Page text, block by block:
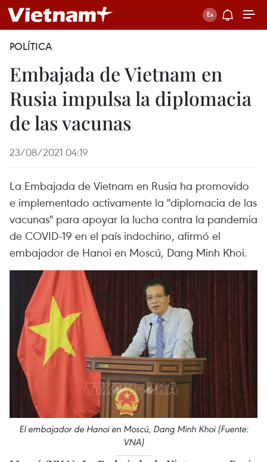
POLÍTICA
Embajada de Vietnam en
Rusia impulsa la diplomacia
de las vacunas
23/08/2021 04:19
La Embajada de Vietnam en Rusia ha promovido
e implementado activamente la "diplomacia de las
vacunas" para apoyar la lucha contra la pandemia
de COVID-19 en el país indochino, afirmó el
embajador de Hanoi en Moscú, Dang Minh Khoi.
El embajador de Hanoi en Moscú, Dang Minh Khoi (Fuente:
VNA)